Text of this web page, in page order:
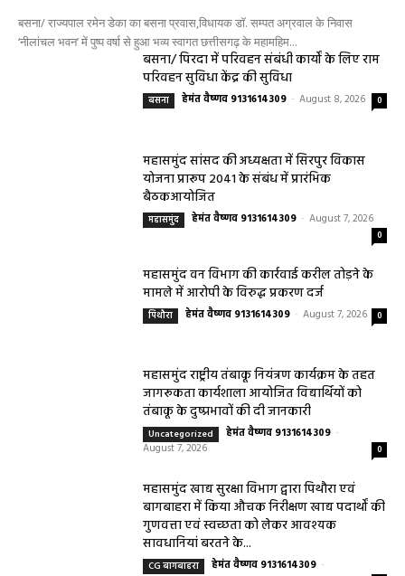
बसना/ राज्यपाल रमेन डेका का बसना प्रवास,विधायक डॉ. सम्पत अग्रवाल के निवास
‘नीलांचल भवन’ में पुष्प वर्षा से हुआ भव्य स्वागत छत्तीसगढ़ के महामहिम...
बसना/ पिरदा में परिवहन संबंधी कार्यों के लिए राम
परिवहन सुविधा केंद्र की सुविधा
बसना हेमंत वैष्णव 9131614309 - August 8, 2026 0
महासमुंद सांसद की अध्यक्षता में सिरपुर विकास
योजना प्रारूप 2041 के संबंध में प्रारंभिक
बैठकआयोजित
महासमुंद हेमंत वैष्णव 9131614309 - August 7, 2026
0
महासमुंद वन विभाग की कार्रवाई करील तोड़ने के
मामले में आरोपी के विरुद्ध प्रकरण दर्ज
पिथौरा हेमंत वैष्णव 9131614309 - August 7, 2026 0
महासमुंद राष्ट्रीय तंबाकू नियंत्रण कार्यक्रम के तहत
जागरूकता कार्यशाला आयोजित विद्यार्थियों को
तंबाकू के दुष्प्रभावों की दी जानकारी
Uncategorized हेमंत वैष्णव 9131614309 -
August 7, 2026
0
महासमुंद खाद्य सुरक्षा विभाग द्वारा पिथौरा एवं
बागबाहरा में किया औचक निरीक्षण खाद्य पदार्थों की
गुणवत्ता एवं स्वच्छता को लेकर आवश्यक
सावधानियां बरतने के...
CG बागबाहरा हेमंत वैष्णव 9131614309 -